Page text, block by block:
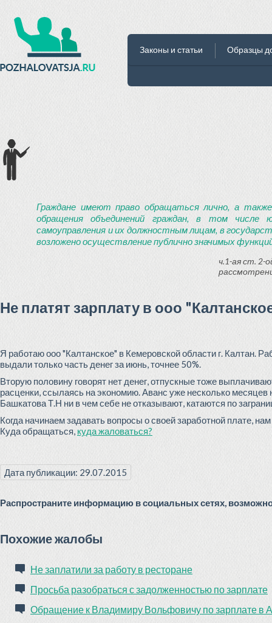
Законы и статьи Образцы
Граждане имеют право обращаться лично, а
обращения объединений граждан, в том числе
самоуправления и их должностным лицам, в
возложено осуществление публично значимых
ч.1-ая ст. 2-
Не платят зарплату в ооо
Я работаю ооо "Калтанское" в Кемеровской области г. Калтан.
выдали только часть денег за июнь, точнее 50%.
Вторую половину говорят нет денег, отпускные тоже
расценки, ссылаясь на экономию. Аванс уже несколько
Башкатова Т.Н ни в чем себе не отказывают, катаются по
Когда начинаем задавать вопросы о своей заработной плате,
Куда обращаться, куда жаловаться?
Дата публикации: 29.07.2015
Распространите информацию в социальных сетях,
Похожие жалобы
Не заплатили за работу в ресторане
Просьба разобраться с задолженностью по зарплате
Обращение к Владимиру Вольфовичу по зарплате в